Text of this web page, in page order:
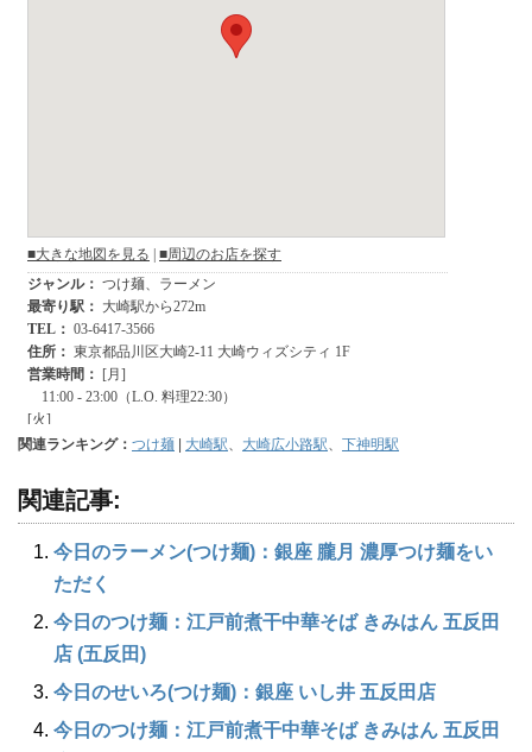
関連ランキング： つけ麺 | 大崎駅、 大崎広小路駅、 下神明駅
関連記事:
今日のラーメン(つけ麺)：銀座 朧月 濃厚つけ麺をい
ただく
今日のつけ麺：江戸前煮干中華そば きみはん 五反田
店 (五反田)
今日のせいろ(つけ麺)：銀座 いし井 五反田店
今日のつけ麺：江戸前煮干中華そば きみはん 五反田